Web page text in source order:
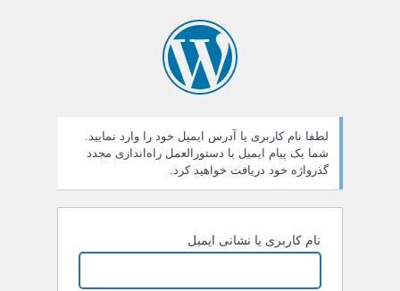
لطفا نام کاربری یا آدرس ایمیل خود را وارد نمایید.
شما یک پیام ایمیل با دستورالعمل راه‌اندازی مجدد
گذرواژه خود دریافت خواهید کرد.
نام کاربری یا نشانی ایمیل